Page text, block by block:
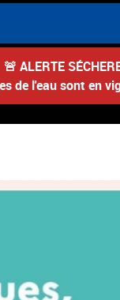
🚨 ALERTE
de l'eau sont en